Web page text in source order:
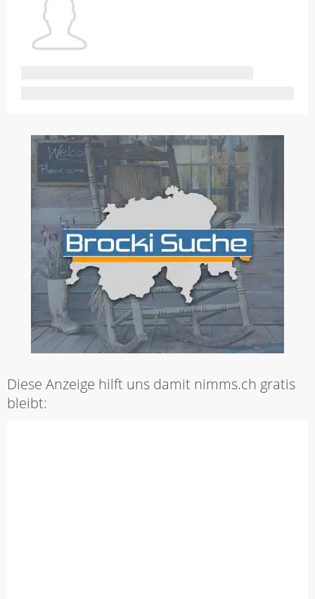
Diese Anzeige hilft uns damit nimms.ch gratis
bleibt: